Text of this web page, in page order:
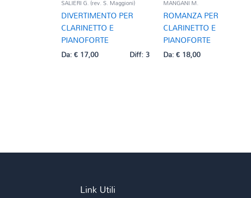
SALIERI G. (rev. S. Maggioni)
DIVERTIMENTO PER
CLARINETTO E
PIANOFORTE
Da:€17,00 Diff: 3
MANGANI M.
ROMANZA PER
CLARINETTO E
PIANOFORTE
Da:€18,00
Link Utili